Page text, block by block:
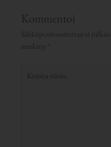
Kommentoi
Sähköpostiosoitettasi ei
merkitty *